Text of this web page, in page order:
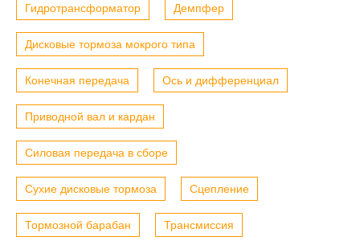
Гидротрансформатор Демпфер
Дисковые тормоза мокрого типа
Конечная передача Ось и дифференциал
Приводной вал и кардан
Силовая передача в сборе
Сухие дисковые тормоза Сцепление
Тормозной барабан Трансмиссия